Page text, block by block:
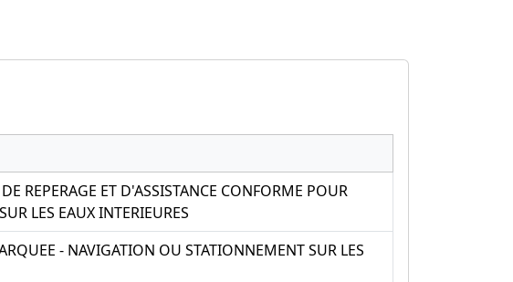
REPERAGE ET D'ASSISTANCE CONFORME POUR
LES EAUX INTERIEURES
- NAVIGATION OU STATIONNEMENT SUR LES